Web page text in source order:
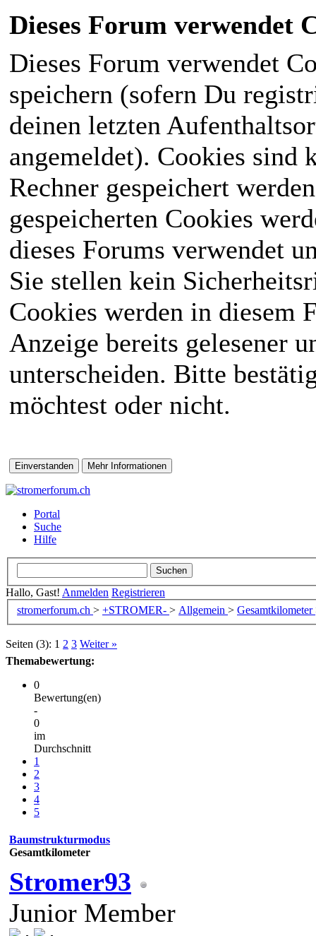
Dieses Forum verwendet
Dieses Forum verwendet
speichern (sofern Du
deinen letzten
angemeldet). Cookies sind
Rechner gespeichert
gespeicherten Cookies
dieses Forums verwendet
Sie stellen kein
Cookies werden in diesem
Anzeige bereits gelesener
unterscheiden. Bitte
möchtest oder nicht.
Portal
Suche
Hilfe
Hallo, Gast! Anmelden Registrieren
stromerforum.ch > +STROMER- > Allgemein > Gesamtkilometer
Seiten (3): 1 2 3 Weiter »
Themabewertung:
0
Bewertung(en)
-
0
im
Durchschnitt
1
2
3
4
5
Baumstrukturmodus
Gesamtkilometer
Stromer93
Junior Member